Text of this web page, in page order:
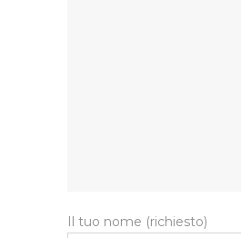
Il tuo nome (richiesto)